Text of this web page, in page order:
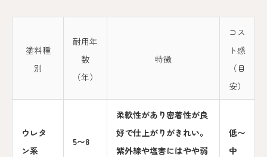
塗料種
別
耐用年
数
（年）
特徴
コス
ト感
（目
安）
ウレタ
ン系
5〜8
柔軟性があり密着性が良
好で仕上がりがきれい。
紫外線や塩害にはやや弱
低〜
中